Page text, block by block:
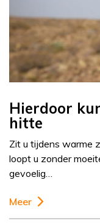
Hierdoor
hitte
Zit u tijdens warme
loopt u zonder
gevoelig…
Meer